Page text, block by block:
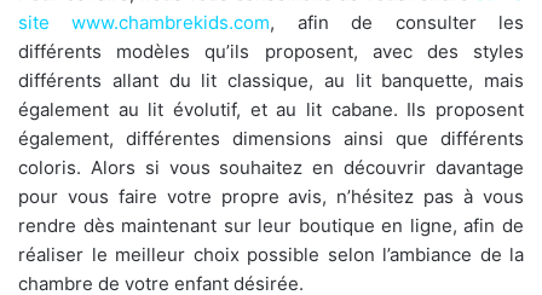
site www.chambrekids.com, afin de consulter les
différents modèles qu’ils proposent, avec des styles
différents allant du lit classique, au lit banquette, mais
également au lit évolutif, et au lit cabane. Ils proposent
également, différentes dimensions ainsi que différents
coloris. Alors si vous souhaitez en découvrir davantage
pour vous faire votre propre avis, n’hésitez pas à vous
rendre dès maintenant sur leur boutique en ligne, afin de
réaliser le meilleur choix possible selon l’ambiance de la
chambre de votre enfant désirée.